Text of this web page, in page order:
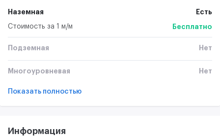
Наземная Есть
Стоимость за 1 м/м Бесплатно
Подземная Нет
Многоуровневая Нет
Показать полностью
Информация